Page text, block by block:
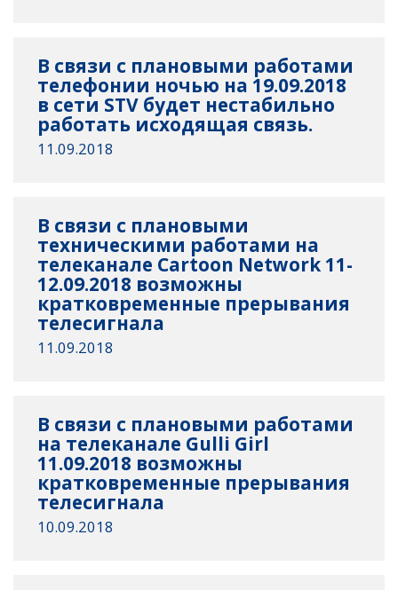
В связи с плановыми работами
телефонии ночью на 19.09.2018
в сети STV будет нестабильно
работать исходящая связь.
11.09.2018
В связи с плановыми
техническими работами на
телеканале Cartoon Network 11-
12.09.2018 возможны
кратковременные прерывания
телесигнала
11.09.2018
В связи с плановыми работами
на телеканале Gulli Girl
11.09.2018 возможны
кратковременные прерывания
телесигнала
10.09.2018